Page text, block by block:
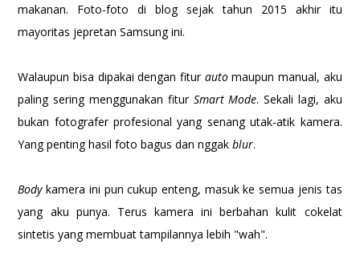
makanan. Foto-foto di blog sejak tahun 2015 akhir itu
mayoritas jepretan Samsung ini.
Walaupun bisa dipakai dengan fitur automaupun manual, aku
paling sering menggunakan fitur Smart Mode. Sekali lagi, aku
bukan fotografer profesional yang senang utak-atik kamera.
Yang penting hasil foto bagus dan nggakblur.
Bodykamera ini pun cukup enteng, masuk ke semua jenis tas
yang aku punya. Terus kamera ini berbahan kulit cokelat
sintetis yang membuat tampilannya lebih "wah".